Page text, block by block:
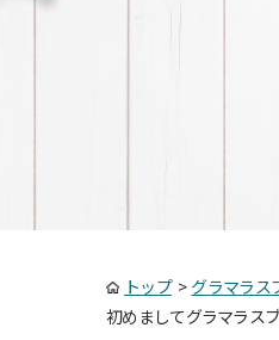
トップ> グラマラス
初めましてグラマラス